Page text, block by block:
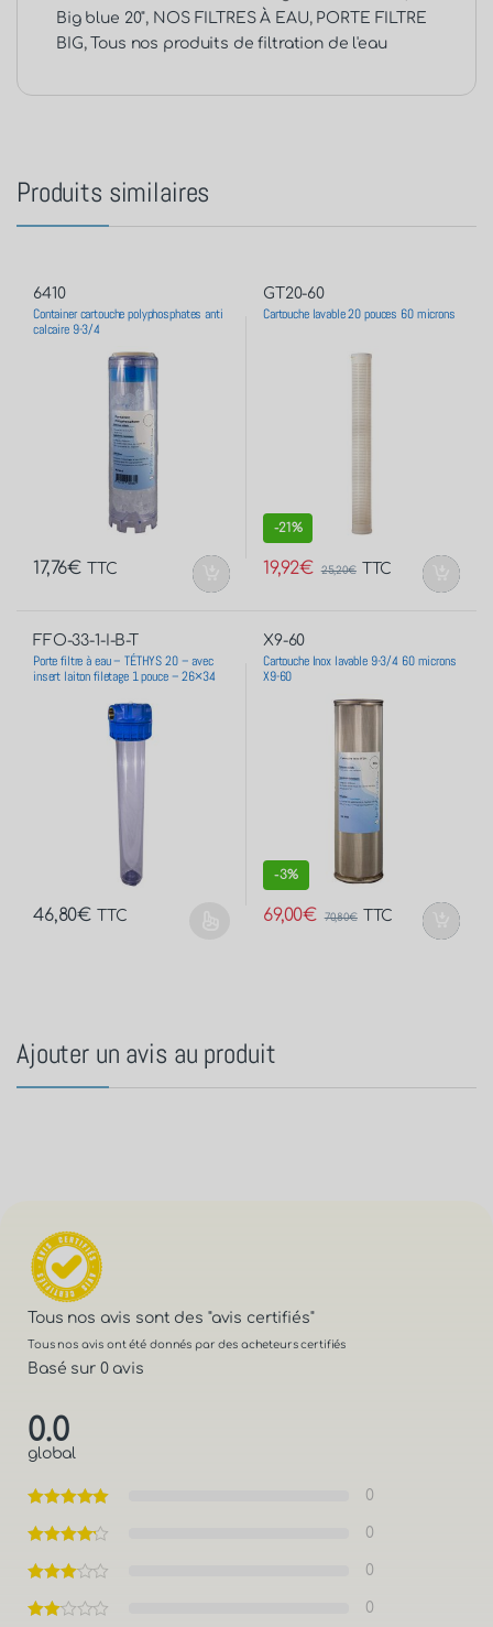
Big blue 20", NOS FILTRES À EAU, PORTE FILTRE
BIG, Tous nos produits de filtration de l'eau
Produits similaires
6410
Container cartouche polyphosphates anti
calcaire 9-3/4
17,76€ TTC
GT20-60
Cartouche lavable 20 pouces 60 microns
-21%
19,92€ 25,20€ TTC
FFO-33-1-I-B-T
Porte filtre à eau – TÉTHYS 20 – avec
insert laiton filetage 1 pouce – 26×34
46,80€ TTC
X9-60
Cartouche Inox lavable 9-3/4 60 microns
X9-60
-3%
69,00€ 70,80€ TTC
Ajouter un avis au produit
Tous nos avis sont des "avis certifiés"
Tous nos avis ont été donnés par des acheteurs certifiés
Basé sur 0 avis
0.0
global
0
0
0
0